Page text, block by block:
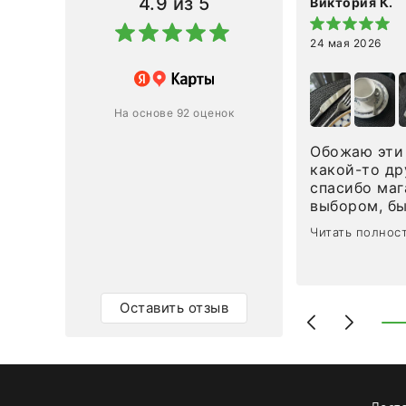
На основе 92 оценок
Оставить отзыв
магазину за оперативную
приехал ко мне целым и
24 мая 2026
Обожаю эти
какой-то
спасибо
выбором,
сервисом.
чайные
доставили
торжеству.
Читать